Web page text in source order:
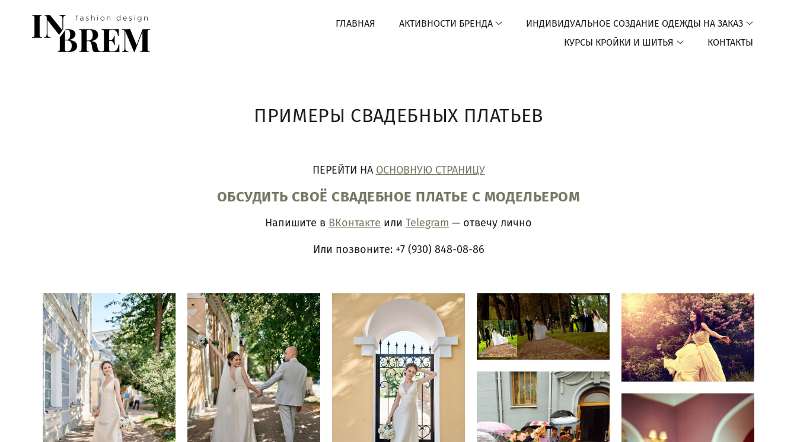
ГЛАВНАЯ АКТИВНОСТИ БРЕНДА
ИНДИВИДУАЛЬНОЕ СОЗДАНИЕ ОДЕЖДЫ НА ЗАКАЗ
КУРСЫ КРОЙКИ И ШИТЬЯ
КОНТАКТЫ
ПРИМЕРЫ СВАДЕБНЫХ ПЛАТЬЕВ
ПЕРЕЙТИ НА ОСНОВНУЮ СТРАНИЦУ
ОБСУДИТЬ СВОЁ СВАДЕБНОЕ ПЛАТЬЕ С МОДЕЛЬЕРОМ
Напишите в ВКонтакте или Telegram — отвечу лично
Или позвоните: +7 (930) 848-08-86